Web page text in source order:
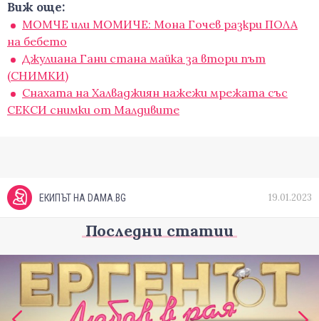
Виж още:
МОМЧЕ или МОМИЧЕ: Мона Гочев разкри ПОЛА
на бебето
Джулиана Гани стана майка за втори път
(СНИМКИ)
Снахата на Халваджиян нажежи мрежата със
СЕКСИ снимки от Малдивите
ЕКИПЪТ НА DAMA.BG 19.01.2023
Последни статии